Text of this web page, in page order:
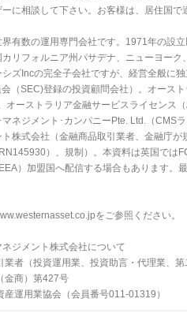
に相談して下さい。お客様は、居住国
有数の運用専門会社です。1971年の設
リフォルニア州パサデナ、ニューヨー
ズIncの完全子会社ですが、経営全般に
（SEC)登録の投資顧問会社）。オース
オーストラリア金融サービスライセンス
ネジメント･カンパニーPte. Ltd.（
株式会社（金融商品取引業者、金融庁
）、規制）。本資料は英国では
）加盟国へ配信する場合もあります
をご参照ください。
ジメント株式会社について
業者（投資運用業、投資助言・代理業、
金商）第427号
運用業協会（会員番号011-01319）